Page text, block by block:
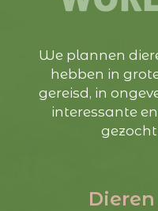
We plannen
hebben in
gereisd, in
interessante